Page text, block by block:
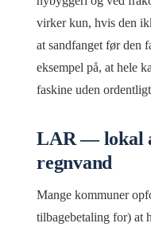
virker kun, hvis den
at sandfanget før den
eksempel på, at hele
faskine uden
LAR — lokal
regnvand
Mange kommuner
tilbagebetaling for) at